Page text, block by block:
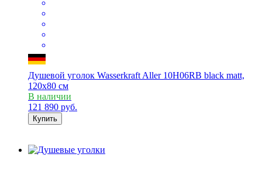
Душевой уголок Wasserkraft Aller 10H06RB black matt,
120x80 см
В наличии
121 890 руб.
Купить